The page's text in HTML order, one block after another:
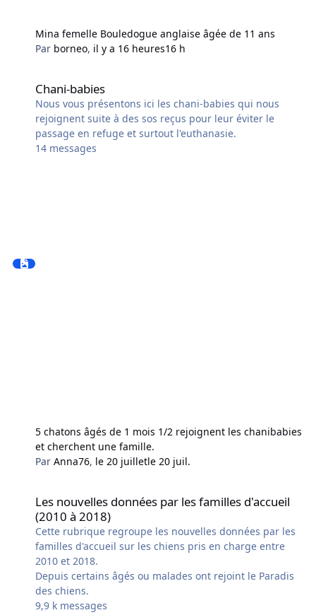
Mina femelle Bouledogue anglaise âgée de 11 ans
Par borneo, il y a 16 heures16 h
Chani-babies
Nous vous présentons ici les chani-babies qui nous
rejoignent suite à des sos reçus pour leur éviter le
passage en refuge et surtout l'euthanasie.
14 messages
5 chatons âgés de 1 mois 1/2 rejoignent les chanibabies
et cherchent une famille.
ParAnna76, le 20 juilletle 20 juil.
Les nouvelles données par les familles d'accueil
(2010 à 2018)
Cette rubrique regroupe les nouvelles données par les
familles d'accueil sur les chiens pris en charge entre
2010 et 2018.
Depuis certains âgés ou malades ont rejoint le Paradis
des chiens.
9,9 k messages